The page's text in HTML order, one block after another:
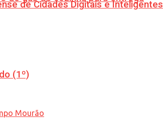
(1º)
de Cidades Digitais e Inteligentes